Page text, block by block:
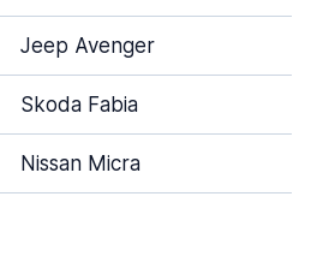
Jeep Avenger
Skoda Fabia
Nissan Micra